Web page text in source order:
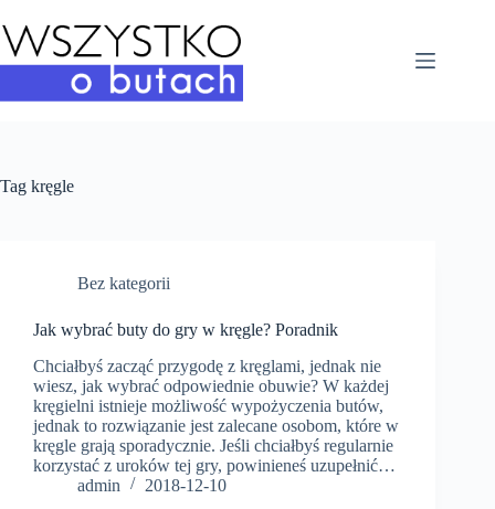
do
treści
Tag kręgle
Bez kategorii
Jak wybrać buty do gry w kręgle? Poradnik
Chciałbyś zacząć przygodę z kręglami, jednak nie
wiesz, jak wybrać odpowiednie obuwie? W każdej
kręgielni istnieje możliwość wypożyczenia butów,
jednak to rozwiązanie jest zalecane osobom, które w
kręgle grają sporadycznie. Jeśli chciałbyś regularnie
korzystać z uroków tej gry, powinieneś uzupełnić…
admin
2018-12-10